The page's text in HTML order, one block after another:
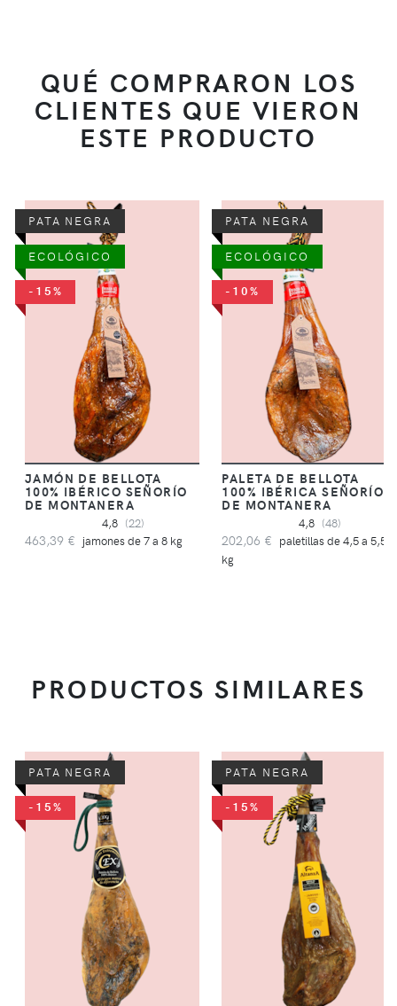
QUÉ COMPRARON LOS
CLIENTES QUE VIERON
ESTE PRODUCTO
PATA NEGRA
ECOLÓGICO
-15%
JAMÓN DE BELLOTA
100% IBÉRICO SEÑORÍO
DE MONTANERA
4,8 (22)
463,39 € jamones de 7 a 8 kg
PATA NEGRA
ECOLÓGICO
-10%
PALETA DE BELLOTA
100% IBÉRICA SEÑORÍO
DE MONTANERA
4,8 (48)
202,06 € paletillas de 4,5 a 5,5
kg
PRODUCTOS SIMILARES
PATA NEGRA
-15%
PATA NEGRA
-15%